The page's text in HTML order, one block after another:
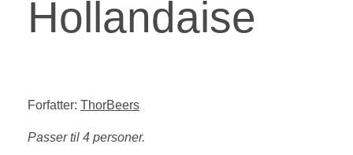
Hollandaise
Forfatter: ThorBeers
Passer til 4 personer.